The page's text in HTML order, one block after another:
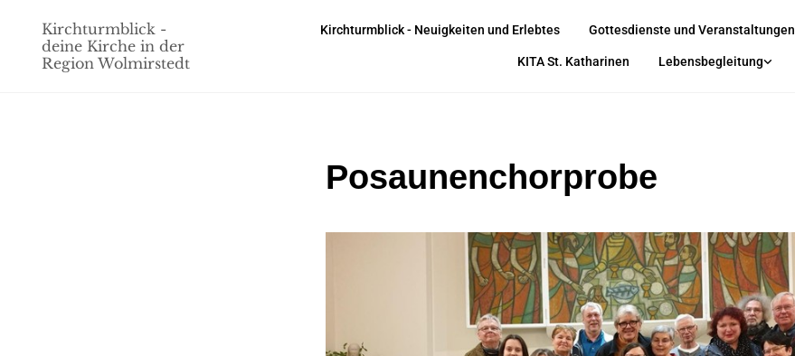
Kirchturmblick -
deine Kirche in der
Region Wolmirstedt
Kirchturmblick - Neuigkeiten und Erlebtes Gottesdienste und Veranstaltungen
KITA St. Katharinen Lebensbegleitung
Posaunenchorprobe